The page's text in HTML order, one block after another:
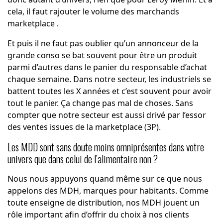
cela, il faut rajouter le volume des marchands
marketplace .
Et puis il ne faut pas oublier qu’un annonceur de la
grande conso se bat souvent pour être un produit
parmi d’autres dans le panier du responsable d’achat
chaque semaine. Dans notre secteur, les industriels se
battent toutes les X années et c’est souvent pour avoir
tout le panier. Ça change pas mal de choses. Sans
compter que notre secteur est aussi drivé par l’essor
des ventes issues de la marketplace (3P).
Les MDD sont sans doute moins omniprésentes dans votre
univers que dans celui de l’alimentaire non ?
Nous nous appuyons quand même sur ce que nous
appelons des MDH, marques pour habitants. Comme
toute enseigne de distribution, nos MDH jouent un
rôle important afin d’offrir du choix à nos clients